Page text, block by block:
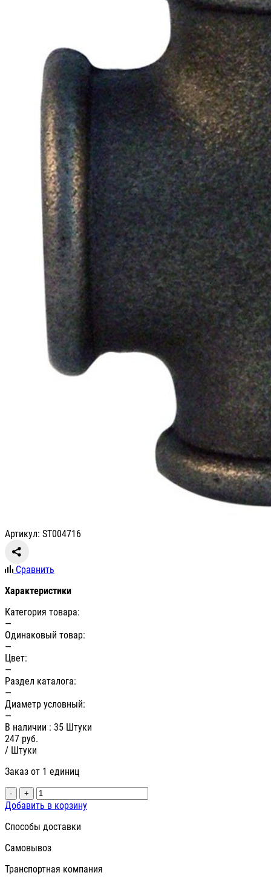
Артикул: ST004716
Сравнить
Характеристики
Категория товара:
—
Одинаковый товар:
—
Цвет:
—
Раздел каталога:
—
Диаметр условный:
—
В наличии : 35 Штуки
247 руб.
/ Штуки
Заказ от 1 единиц
- +
Добавить в корзину
Способы доставки
Самовывоз
Транспортная компания